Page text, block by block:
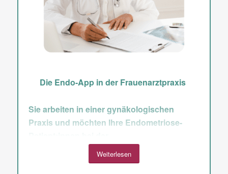
Die Endo-App in der Frauenarztpraxis
Sie arbeiten in einer gynäkologischen
Praxis und möchten Ihre Endometriose-
Krankheitsbewältigung mithilfe der Endo-
App unterstützen?
Weiterlesen